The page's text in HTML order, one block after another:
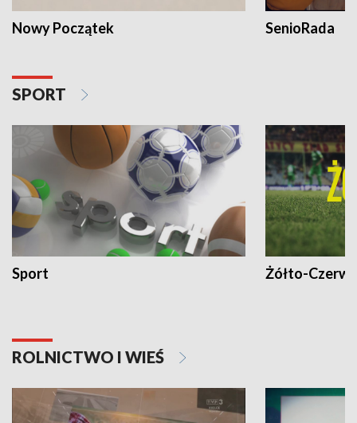
Nowy Początek SenioRada
SPORT
Sport Żółto-
ROLNICTWO I WIEŚ